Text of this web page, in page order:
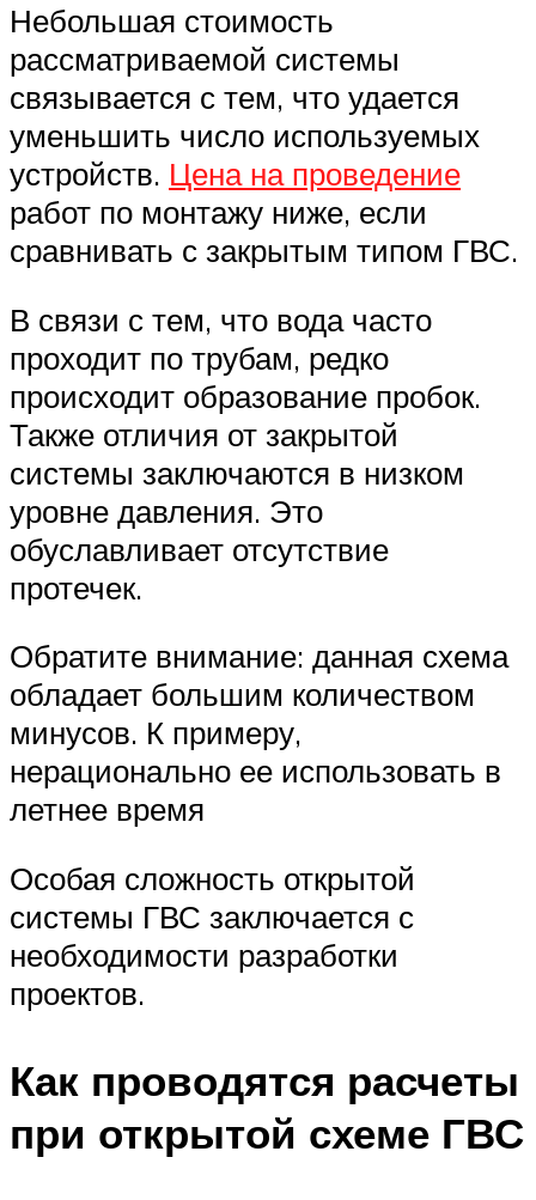
Небольшая стоимость
рассматриваемой системы
связывается с тем, что удается
уменьшить число используемых
устройств. Цена на проведение
работ по монтажу ниже, если
сравнивать с закрытым типом ГВС.
В связи с тем, что вода часто
проходит по трубам, редко
происходит образование пробок.
Также отличия от закрытой
системы заключаются в низком
уровне давления. Это
обуславливает отсутствие
протечек.
Обратите внимание: данная схема
обладает большим количеством
минусов. К примеру,
нерационально ее использовать в
летнее время
Особая сложность открытой
системы ГВС заключается с
необходимости разработки
проектов.
Как проводятся расчеты
при открытой схеме ГВС